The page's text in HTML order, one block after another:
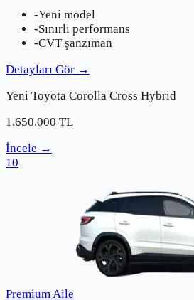
-Yeni model
-Sınırlı performans
-CVT şanzıman
Detayları Gör →
Yeni Toyota Corolla Cross Hybrid
1.650.000 TL
İncele →
10
Premium Aile